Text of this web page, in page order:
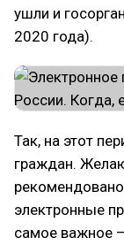
ушли и
2020 года).
Так, на этот
граждан.
электронные
самое важное